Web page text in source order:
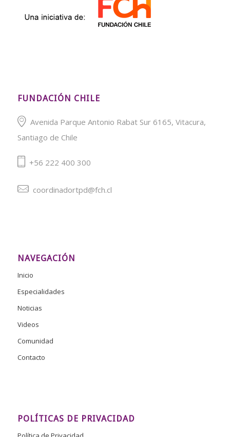
FUNDACIÓN CHILE
Avenida Parque Antonio Rabat Sur 6165, Vitacura,
Santiago de Chile
+56 222 400 300
coordinadortpd@fch.cl
NAVEGACIÓN
Inicio
Especialidades
Noticias
Videos
Comunidad
Contacto
POLÍTICAS DE PRIVACIDAD